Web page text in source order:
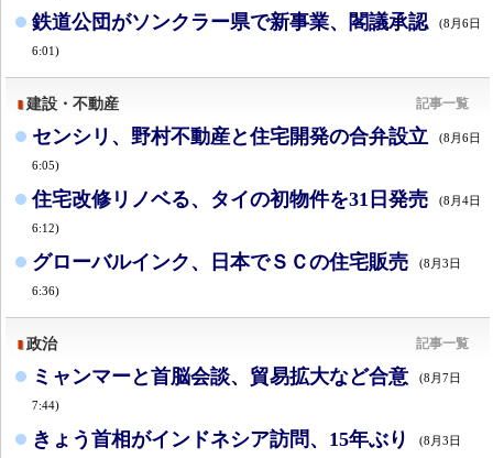
鉄道公団がソンクラー県で新事業、閣議承認 (8月6日
6:01)
建設・不動産 記事一覧
センシリ、野村不動産と住宅開発の合弁設立 (8月6日
6:05)
住宅改修リノベる、タイの初物件を31日発売 (8月4日
6:12)
グローバルインク、日本でＳＣの住宅販売 (8月3日
6:36)
政治 記事一覧
ミャンマーと首脳会談、貿易拡大など合意 (8月7日
7:44)
きょう首相がインドネシア訪問、15年ぶり (8月3日